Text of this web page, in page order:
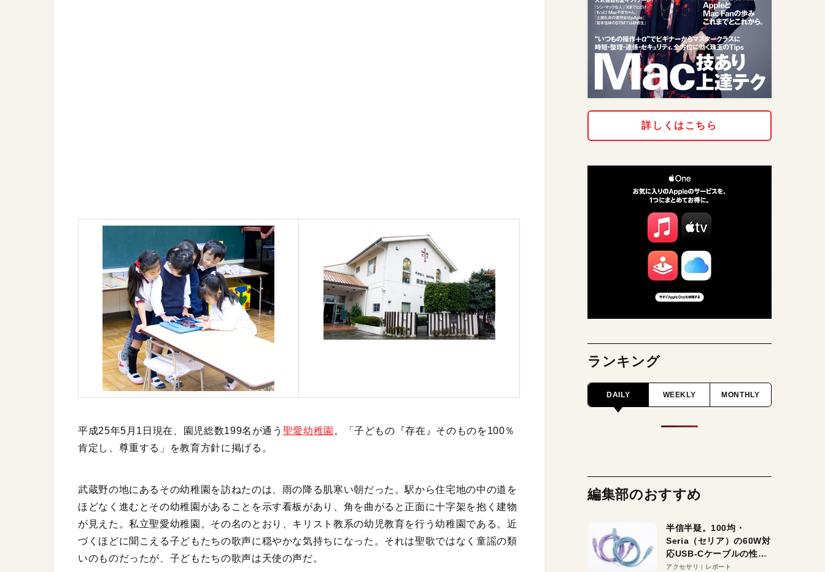
平成25年5月1日現在、園児総数199名が通う 聖愛幼稚園 。「子どもの『存在』そのものを100％
肯定し、尊重する」を教育方針に掲げる。
武蔵野の地にあるその幼稚園を訪ねたのは、雨の降る肌寒い朝だった。駅から住宅地の中の道を
ほどなく進むとその幼稚園があることを示す看板があり、角を曲がると正面に十字架を抱く建物
が見えた。私立聖愛幼稚園。その名のとおり、キリスト教系の幼児教育を行う幼稚園である。近
づくほどに聞こえる子どもたちの歌声に穏やかな気持ちになった。それは聖歌ではなく童謡の類
いのものだったが、子どもたちの歌声は天使の声だ。
詳しくはこちら
ランキング
DAILY WEEKLY MONTHLY
編集部のおすすめ
半信半疑。100均・
Seria（セリア）の60W対
応USB-Cケーブルの性能
を検証。超コスパの1本を
アクセサリ レポート